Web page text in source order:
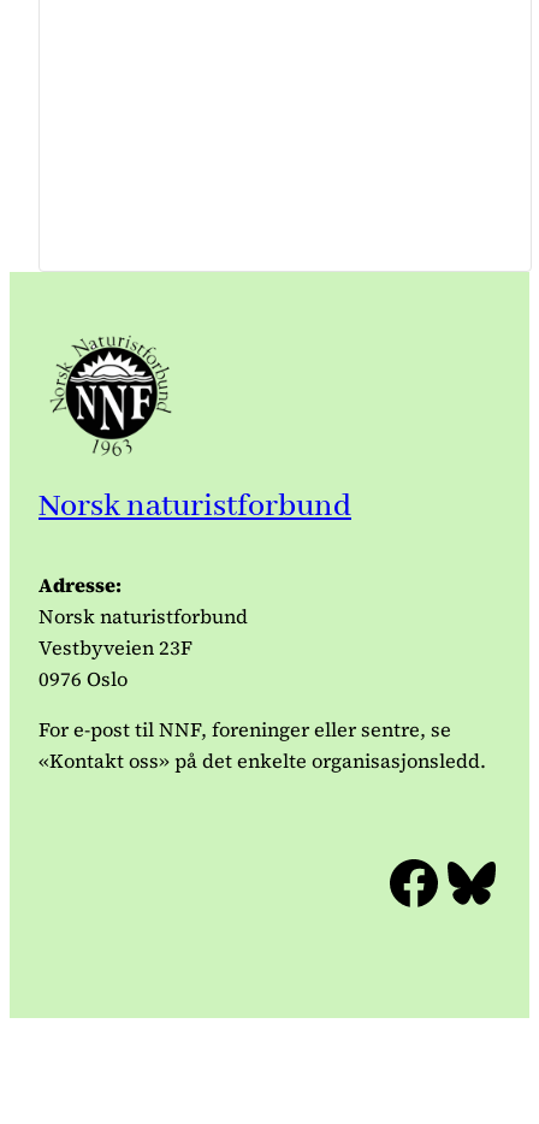
Norsk naturistforbund
Adresse:
Norsk naturistforbund
Vestbyveien 23F
0976 Oslo
For e-post til NNF, foreninger eller sentre, se
«Kontakt oss» på det enkelte organisasjonsledd.
Facebook Bluesky